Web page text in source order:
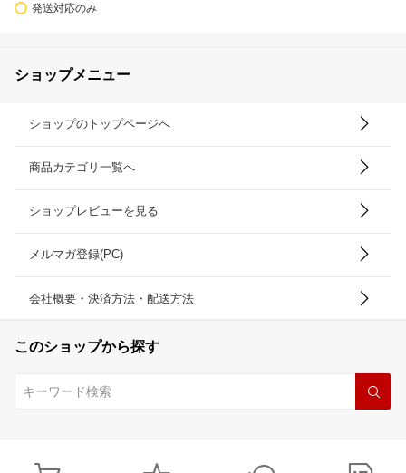
発送対応のみ
ショップメニュー
ショップのトップページへ
商品カテゴリ一覧へ
ショップレビューを見る
メルマガ登録(PC)
会社概要・決済方法・配送方法
このショップから探す